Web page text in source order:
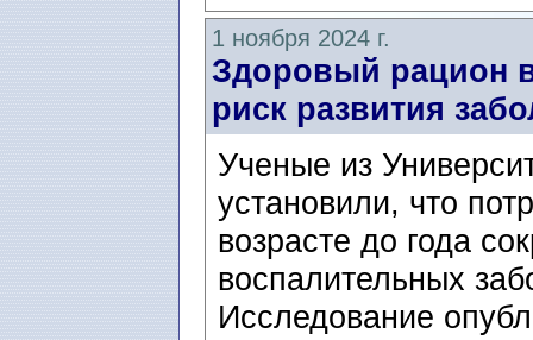
1 ноября 2024 г.
Здоровый рацион
риск развития
Ученые из
установили, что
возрасте до года
воспалительных
Исследование